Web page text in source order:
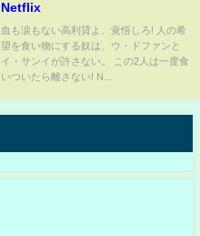
Netflix
血も涙もない高利貸よ、覚悟しろ! 人の希
望を食い物にする奴は、ウ・ドファンと
イ・サンイが許さない。 この2人は一度食
いついたら離さない! N...